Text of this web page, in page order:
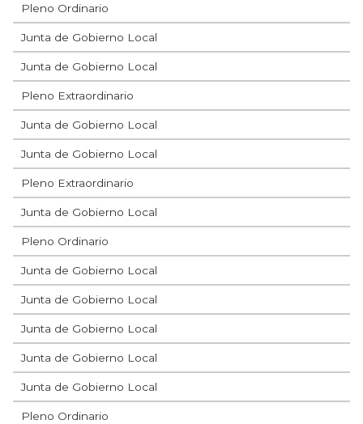
Pleno Ordinario
Junta de Gobierno Local
Junta de Gobierno Local
Pleno Extraordinario
Junta de Gobierno Local
Junta de Gobierno Local
Pleno Extraordinario
Junta de Gobierno Local
Pleno Ordinario
Junta de Gobierno Local
Junta de Gobierno Local
Junta de Gobierno Local
Junta de Gobierno Local
Junta de Gobierno Local
Pleno Ordinario